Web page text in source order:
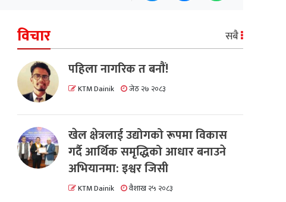
विचार सबै
पहिला नागरिक त बनाैं!
KTM Dainik जेठ २७ २०८३
खेल क्षेत्रलाई उद्योगको रूपमा विकास
गर्दै आर्थिक समृद्धिको आधार बनाउने
अभियानमा: इश्वर जिसी
KTM Dainik वैशाख २५ २०८३